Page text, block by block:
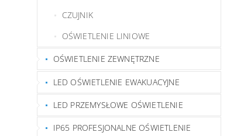
CZUJNIK
OŚWIETLENIE LINIOWE
OŚWIETLENIE ZEWNĘTRZNE
LED OŚWIETLENIE EWAKUACYJNE
LED PRZEMYSŁOWE OŚWIETLENIE
IP65 PROFESJONALNE OŚWIETLENIE